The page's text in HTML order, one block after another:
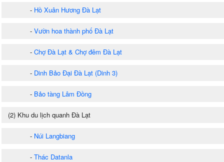
- Hồ Xuân Hương Đà Lạt
- Vườn hoa thành phố Đà Lạt
- Chợ Đà Lạt & Chợ đêm Đà Lạt
- Dinh Bảo Đại Đà Lạt (Dinh 3)
- Bảo tàng Lâm Đồng
(2) Khu du lịch quanh Đà Lạt
- Núi Langbiang
- Thác Datanla